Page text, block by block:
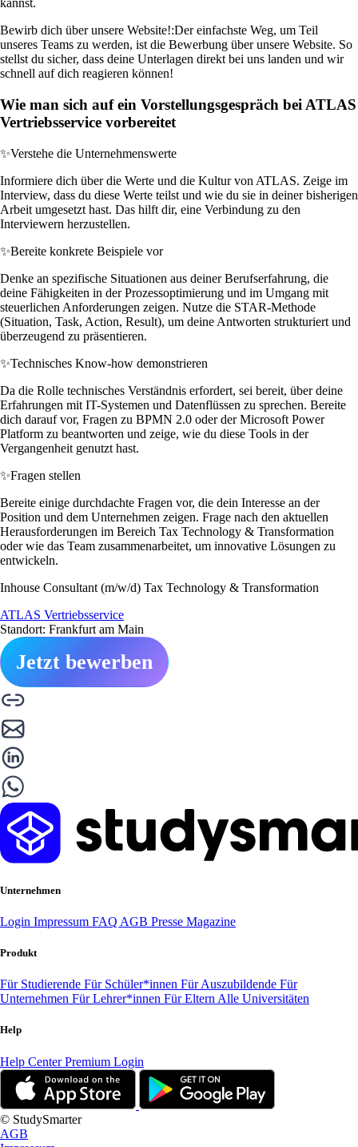
kannst.
Bewirb dich über unsere Website!:Der einfachste Weg, um Teil
unseres Teams zu werden, ist die Bewerbung über unsere Website. So
stellst du sicher, dass deine Unterlagen direkt bei uns landen und wir
schnell auf dich reagieren können!
Wie man sich auf ein Vorstellungsgespräch bei ATLAS
Vertriebsservice vorbereitet
✨Verstehe die Unternehmenswerte
Informiere dich über die Werte und die Kultur von ATLAS. Zeige im
Interview, dass du diese Werte teilst und wie du sie in deiner bisherigen
Arbeit umgesetzt hast. Das hilft dir, eine Verbindung zu den
Interviewern herzustellen.
✨Bereite konkrete Beispiele vor
Denke an spezifische Situationen aus deiner Berufserfahrung, die
deine Fähigkeiten in der Prozessoptimierung und im Umgang mit
steuerlichen Anforderungen zeigen. Nutze die STAR-Methode
(Situation, Task, Action, Result), um deine Antworten strukturiert und
überzeugend zu präsentieren.
✨Technisches Know-how demonstrieren
Da die Rolle technisches Verständnis erfordert, sei bereit, über deine
Erfahrungen mit IT-Systemen und Datenflüssen zu sprechen. Bereite
dich darauf vor, Fragen zu BPMN 2.0 oder der Microsoft Power
Platform zu beantworten und zeige, wie du diese Tools in der
Vergangenheit genutzt hast.
✨Fragen stellen
Bereite einige durchdachte Fragen vor, die dein Interesse an der
Position und dem Unternehmen zeigen. Frage nach den aktuellen
Herausforderungen im Bereich Tax Technology & Transformation
oder wie das Team zusammenarbeitet, um innovative Lösungen zu
entwickeln.
Inhouse Consultant (m/w/d) Tax Technology & Transformation
ATLAS Vertriebsservice
Standort: Frankfurt am Main
Jetzt bewerben
Unternehmen
Login Impressum FAQ AGB Presse Magazine
Produkt
Für Studierende Für Schüler*innen Für Auszubildende Für
Unternehmen Für Lehrer*innen Für Eltern Alle Universitäten
Help
Help CenterPremium Login
© StudySmarter
AGB